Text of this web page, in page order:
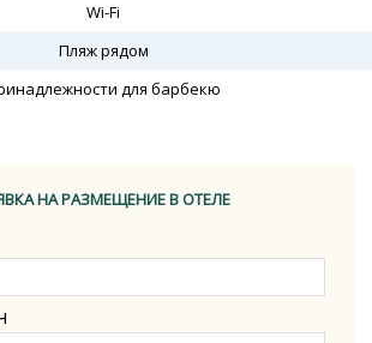
Wi-Fi
Пляж рядом
для барбекю
НА РАЗМЕЩЕНИЕ В ОТЕЛЕ